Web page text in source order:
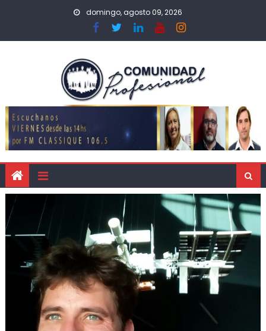
domingo, agosto 09, 2026